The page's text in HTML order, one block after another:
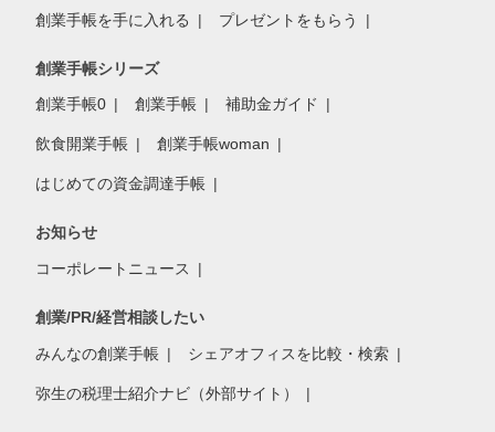
創業手帳を手に入れる プレゼントをもらう
創業手帳シリーズ
創業手帳0 創業手帳 補助金ガイド
飲食開業手帳 創業手帳woman
はじめての資金調達手帳
お知らせ
コーポレートニュース
創業/PR/経営相談したい
みんなの創業手帳 シェアオフィスを比較・検索
弥生の税理士紹介ナビ（外部サイト）